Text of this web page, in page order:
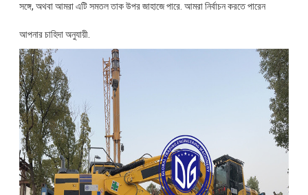
সঙ্গে, অথবা আমরা এটি সমতল তাক উপর জাহাজে পারে. আমরা নির্বাচন করতে পারেন
আপনার চাহিদা অনুযায়ী.